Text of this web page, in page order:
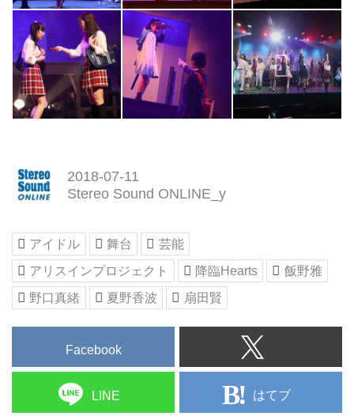
2018-07-11
Stereo Sound ONLINE_y
アイドル 舞台
芸能
アリスインプロジェクト
降臨Hearts
飯野雅
野口真緒
夏野香波 扇田賢
Facebook
LINE はてブ